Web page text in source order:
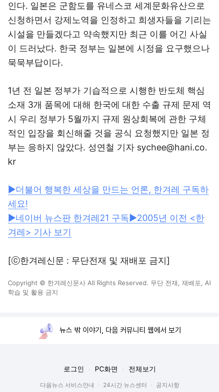
인다. 일본은 군함도를 유네스코 세계문화유산으로
신청하면서 강제노역을 인정하고 희생자들을 기리는
시설을 만들겠다고 약속했지만 최근 이를 어긴 사실
이 드러났다. 한국 정부는 일본에 시정을 요구했으나
묵묵부답이다.
1년 전 일본 정부가 기습적으로 시행한 반도체 핵심
소재 3개 품목에 대해 한국에 대한 수출 규제 문제 역
시 우리 정부가 5월까지 규제 원상회복에 관한 구체
적인 입장을 회신해줄 것을 공식 요청했지만 일본 정
부는 응하지 않았다. 성연철 기자 sychee@hani.co.
kr
▶더불어 행복한 세상을 만드는 언론, 한겨레 구독하
세요!
▶네이버 뉴스판 한겨레21 구독▶2005년 이전 <한
겨레> 기사 보기
[ⓒ한겨레신문 : 무단전재 및 재배포 금지]
Copyright © 한겨레신문사 All Rights Reserved. 무단 전재, 재배포, AI
학습 및 활용 금지
뉴스 밖 이야기, 다음 커뮤니티 웹에서 보기
로그인 PC화면 전체보기
다음뉴스 서비스안내 24시간 뉴스센터 공지사항